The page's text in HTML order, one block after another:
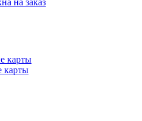
на заказ
карты
карты